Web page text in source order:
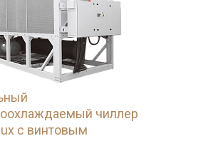
чиллер
с винтовым